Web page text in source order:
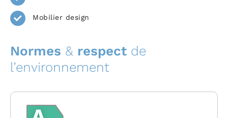
Mobilier design
Normes & respect de
l’environnement